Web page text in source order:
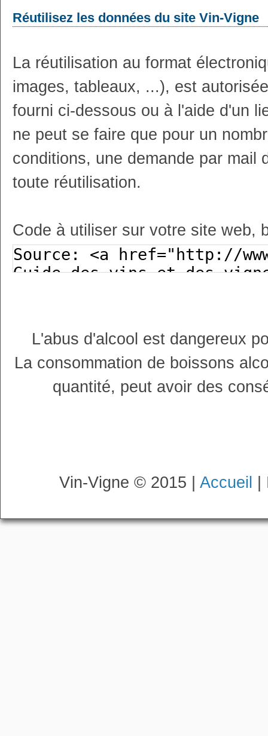
Réutilisez les données du site Vin-Vigne
La réutilisation au format
images, tableaux, ...), est
fourni ci-dessous ou à l'aide d'un
ne peut se faire que pour un
conditions, une demande par mail
toute réutilisation.
Code à utiliser sur votre site web,
L'abus d'alcool est dangereux
La consommation de boissons
quantité, peut avoir des
Vin-Vigne © 2015 | Accueil